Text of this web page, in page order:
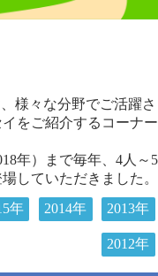
様々な分野でご活躍さ
をご紹介するコーナー
年）まで毎年、4人～5
していただきました。
年 2014年 2013年
2012年